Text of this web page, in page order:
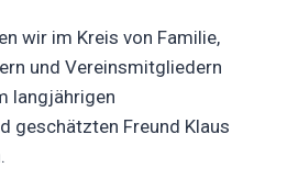
wir im Kreis von Familie,
und Vereinsmitgliedern
langjährigen
geschätzten Freund Klaus